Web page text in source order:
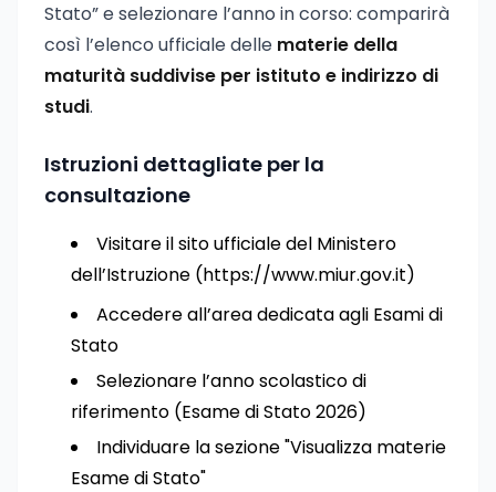
Stato” e selezionare l’anno in corso: comparirà
così l’elenco ufficiale delle materie della
maturità suddivise per istituto e indirizzo di
studi.
Istruzioni dettagliate per la
consultazione
Visitare il sito ufficiale del Ministero
dell’Istruzione (https://www.miur.gov.it)
Accedere all’area dedicata agli Esami di
Stato
Selezionare l’anno scolastico di
riferimento (Esame di Stato 2026)
Individuare la sezione "Visualizza materie
Esame di Stato"